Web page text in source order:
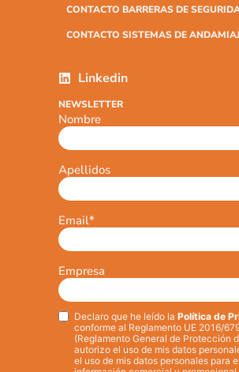
CONTACTO BARRERAS DE
CONTACTO SISTEMAS DE
Linkedin
NEWSLETTER
Nombre
Apellidos
Email*
Empresa
Privacy*
Declaro que he leído la Política de
conforme al Reglamento UE 2016/
(Reglamento General de Protección
autorizo el uso de mis datos personales y
el uso de mis datos personales para